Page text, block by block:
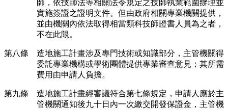
師，依技師法等相關法令規定之技師執業範圍辦理並
實施簽證之證明文件。但由政府相關專業機關提供，
並由機關內依法取得相當類科技師證書人員為之者，
不在此限。
第八條 造地施工計畫涉及專門技術或知識部分，主管機關得
委託專業機構或學術團體提供專業審查意見；其所需
費用由申請人負擔。
第九條 造地施工計畫經審議符合第七條規定，申請人應於主
管機關通知後九十日內一次繳交開發保證金，主管機